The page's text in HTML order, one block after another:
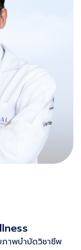
ภาพบําบัดวิชาชีพ